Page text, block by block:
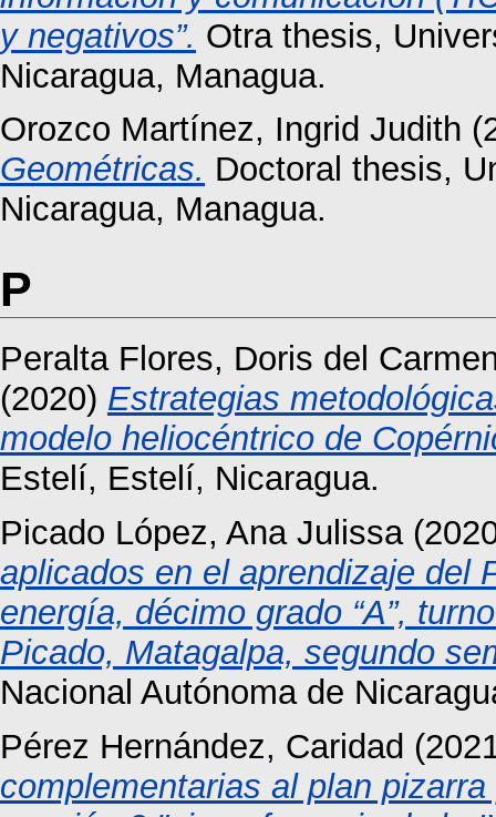
y negativos”. Otra thesis,
Nicaragua, Managua.
Orozco Martínez, Ingrid Judith
Geométricas. Doctoral thesis,
Nicaragua, Managua.
P
Peralta Flores, Doris del
(2020) Estrategias
modelo heliocéntrico de
Estelí, Estelí, Nicaragua.
Picado López, Ana Julissa
aplicados en el aprendizaje del
energía, décimo grado “A”,
Picado, Matagalpa, segundo
Nacional Autónoma de
Pérez Hernández, Caridad
complementarias al plan